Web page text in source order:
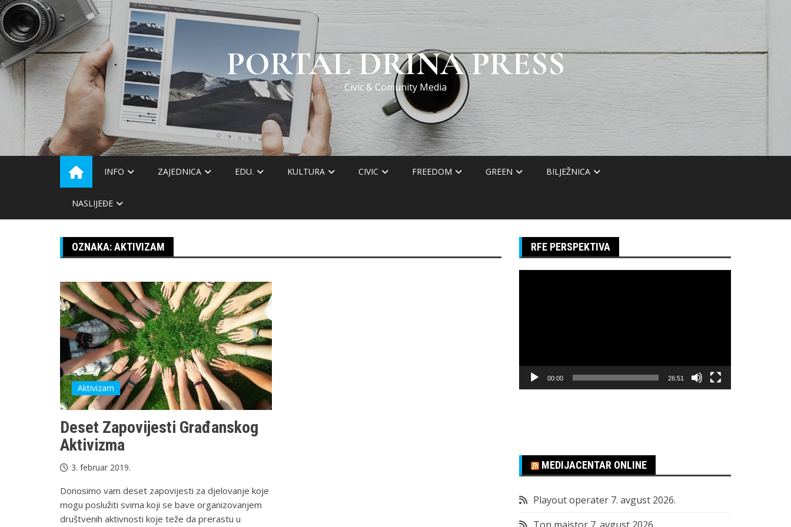
Skip
to
content
PORTAL DRINA PRESS
Civic & Comunity Media
INFO ZAJEDNICA EDU. KULTURA CIVIC FREEDOM GREEN BILJEŽNICA
NASLIJEĐE
OZNAKA:AKTIVIZAM
Aktivizam
Deset Zapovijesti Građanskog
Aktivizma
3. februar 2019.
Donosimo vam deset zapovijesti za djelovanje koje
mogu poslužiti svima koji se bave organizovanjem
društvenih aktivnosti koje teže da prerastu u
RFE PERSPEKTIVA
00:00 26:51
MEDIJACENTAR ONLINE
Playout operater 7. avgust 2026.
Ton majstor 7. avgust 2026.